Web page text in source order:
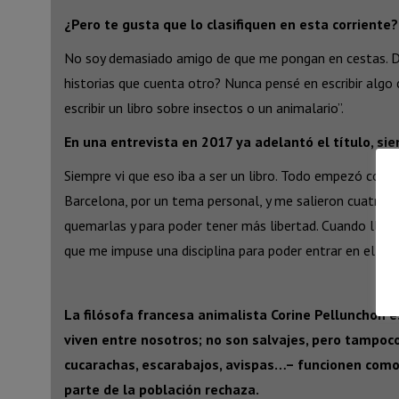
¿Pero te gusta que lo clasifiquen en esta corriente?
No soy demasiado amigo de que me pongan en cestas.
historias que cuenta otro? Nunca pensé en escribir
escribir un libro sobre insectos o un animalario”.
En una entrevista en 2017 ya adelantó el título,
Siempre vi que eso iba a ser un libro. Todo empezó con
Barcelona, por un tema personal, y me salieron cuatro.
quemarlas y para poder tener más libertad. Cuando
que me impuse una disciplina para poder entrar en el
La filósofa francesa animalista Corine Pellunchon
viven entre nosotros; no son salvajes, pero
cucarachas, escarabajos, avispas…– funcionen
parte de la población rechaza.